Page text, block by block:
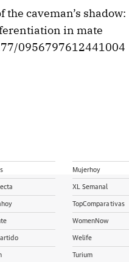
caveman’s shadow:
in mate
0956797612441004
Mujerhoy
XL Semanal
TopComparativas
WomenNow
Welife
Turium